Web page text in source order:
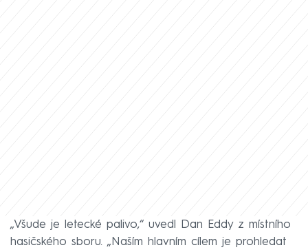
„Všude je letecké palivo,“ uvedl Dan Eddy z místního
hasičského sboru. „Naším hlavním cílem je prohledat